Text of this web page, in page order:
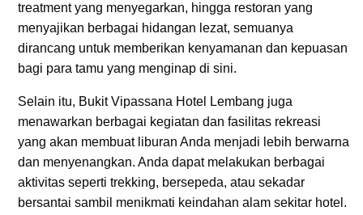
treatment yang menyegarkan, hingga restoran yang
menyajikan berbagai hidangan lezat, semuanya
dirancang untuk memberikan kenyamanan dan kepuasan
bagi para tamu yang menginap di sini.
Selain itu, Bukit Vipassana Hotel Lembang juga
menawarkan berbagai kegiatan dan fasilitas rekreasi
yang akan membuat liburan Anda menjadi lebih berwarna
dan menyenangkan. Anda dapat melakukan berbagai
aktivitas seperti trekking, bersepeda, atau sekadar
bersantai sambil menikmati keindahan alam sekitar hotel.